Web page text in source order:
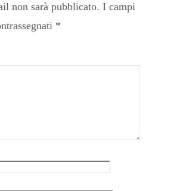
non sarà pubblicato. I campi
*